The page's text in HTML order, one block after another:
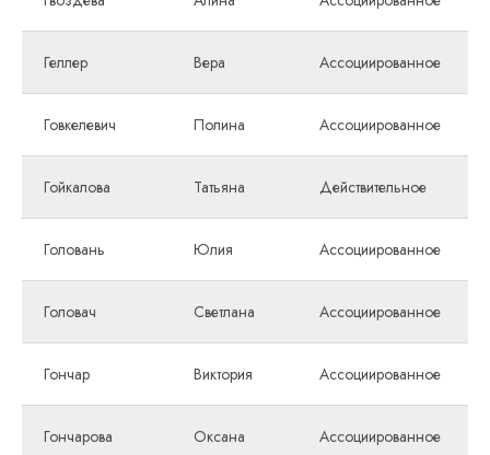
Геллер Вера Ассоциированное
Говкелевич Полина Ассоциированное
Гойкалова Татьяна Действительное
Головань Юлия Ассоциированное
Головач Светлана Ассоциированное
Гончар Виктория Ассоциированное
Гончарова Оксана Ассоциированное